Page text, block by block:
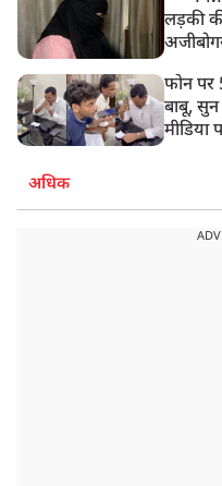
लड़की
फोन पर
बाबू, सुन
मीडिया
अधिक